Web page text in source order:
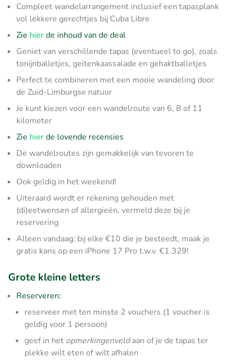
Compleet wandelarrangement inclusief een tapasplank
vol lekkere gerechtjes bij Cuba Libre
Zie hierde inhoud van de deal
Geniet van verschillende tapas (eventueel to go), zoals
tonijnballetjes, geitenkaassalade en gehaktballetjes
Perfect te combineren met een mooie wandeling door
de Zuid-Limburgse natuur
Je kunt kiezen voor een wandelroute van 6, 8 of 11
kilometer
Zie hierde lovende recensies
De wandelroutes zijn gemakkelijk van tevoren te
downloaden
Ook geldig in het weekend!
Uiteraard wordt er rekening gehouden met
(di)eetwensen of allergieën, vermeld deze bij je
reservering
Alleen vandaag: bij elke €10 die je besteedt, maak je
gratis kans op een iPhone 17 Pro t.w.v. €1.329!
Grote kleine letters
Reserveren:
reserveer met ten minste 2 vouchers (1 voucher is
geldig voor 1 persoon)
geef in het opmerkingenveldaan of je de tapas ter
plekke wilt eten of wilt afhalen